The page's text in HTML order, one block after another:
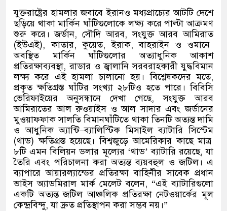
যুক্তরাষ্ট্রের হামলার জবাবে ইরানও মধ্যপ্রাচ্যের আটটি দেশে
ছড়িয়ে থাকা মার্কিন ঘাঁটিগুলোকে লক্ষ্য করে পাল্টা আক্রমণ
শুরু করে। জর্ডান,সৌদি আরব,সংযুক্ত আরব আমিরাত
(ইউএই),কাতার,কুয়েত,ইরাক,বাহরাইন ও ওমানে
অবস্থিত মার্কিন ঘাঁটিগুলোর অত্যাধুনিক আকাশ
প্রতিরক্ষাব্যবস্থা,রাডার ও জ্বালানি সরবরাহকারী যুদ্ধবিমান
লক্ষ্য করে এই হামলা চালানো হয়। বিশ্লেষকদের মতে,
প্রকৃত ক্ষতিগ্রস্ত ঘাঁটির সংখ্যা ২৮টিও হতে পারে। বিবিসি
ভেরিফাইয়ের অনুসন্ধানে দেখা গেছে,সংযুক্ত আরব
আমিরাতের আল রুওয়াইস ও আল সাদার এবং জর্ডানের
মুওয়াফফাক সালতি বিমানঘাঁটিতে থাকা তিনটি অত্যন্ত দামি
ও আধুনিক অ্যান্টি–ব্যালিস্টিক মিসাইল ব্যাটারি সিস্টেম
(থাড)ক্ষতিগ্রস্ত হয়েছে। বিশ্বজুড়ে আমেরিকার কাছে মাত্র
৮টি এমন বিলিয়ন ডলার মূল্যের‘থাড’ব্যাটারি রয়েছে,যা
তৈরি এবং পরিচালনা করা অত্যন্ত ব্যয়বহুল ও জটিল। এ
ব্যাপারে আয়ারল্যান্ডের প্রতিরক্ষা বাহিনীর সাবেক প্রধান
ভাইস অ্যাডমিরাল মার্ক মেলেট বলেন, “এই ব্যাটারিগুলো
একটি অত্যন্ত জটিল আঞ্চলিক প্রতিরক্ষা নেটওয়ার্কের মূল
কেন্দ্রবিন্দু,যা দ্রুত প্রতিস্থাপন করা সম্ভব নয়।”